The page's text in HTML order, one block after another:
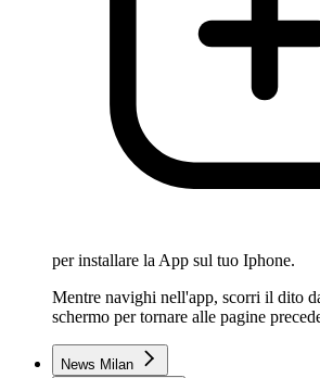
per installare la App sul tuo Iphone.
Mentre navighi nell'app, scorri il dito
schermo per tornare alle pagine
News Milan